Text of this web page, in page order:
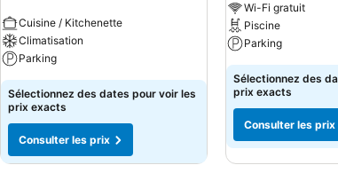
Cuisine / Kitchenette
Climatisation
Parking
Sélectionnez des dates pour voir les
prix exacts
Consulter les prix
Wi-Fi gratuit
Piscine
Parking
Sélectionnez des
prix exacts
Consulter les prix